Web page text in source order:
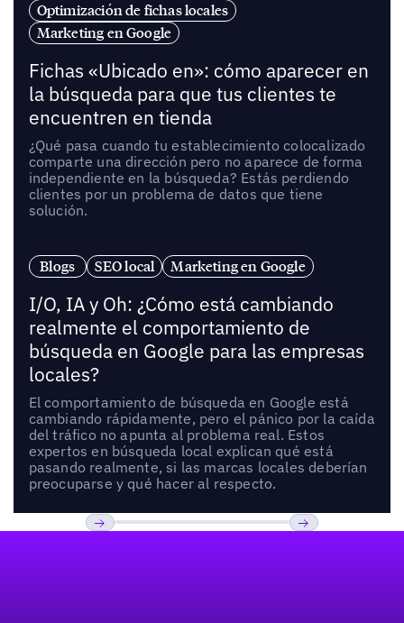
Optimización de fichas locales
Marketing en Google
Fichas «Ubicado en»: cómo aparecer en
la búsqueda para que tus clientes te
encuentren en tienda
¿Qué pasa cuando tu establecimiento colocalizado
comparte una dirección pero no aparece de forma
independiente en la búsqueda? Estás perdiendo
clientes por un problema de datos que tiene
solución.
Blogs SEO local Marketing en Google
I/O, IA y Oh: ¿Cómo está cambiando
realmente el comportamiento de
búsqueda en Google para las empresas
locales?
El comportamiento de búsqueda en Google está
cambiando rápidamente, pero el pánico por la caída
del tráfico no apunta al problema real. Estos
expertos en búsqueda local explican qué está
pasando realmente, si las marcas locales deberían
preocuparse y qué hacer al respecto.